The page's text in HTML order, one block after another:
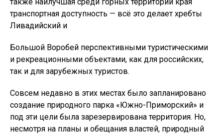
транспортная доступность — всё это делает хребты
Ливадийский и
Большой Воробей перспективными туристическими
и рекреационными объектами, как для российских,
так и для зарубежных туристов.
Совсем недавно в этих местах было запланировано
создание природного парка «Южно-Приморский» и
под эти цели была зарезервирована территория. Но,
несмотря на планы и обещания властей, природный